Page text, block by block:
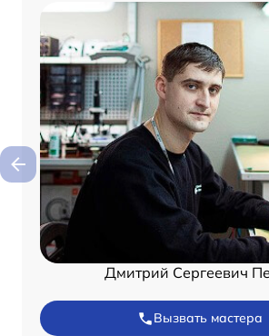
Дмитрий Сергеевич
Вызвать мастера